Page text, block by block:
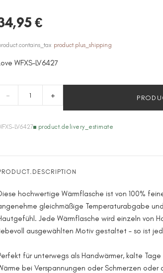
€
product.plus_shipping
WFXS-LV6427
- +
LV6427 product.delivery_estimate
hochwertige Wärmflasche ist von 100%
gleichmäßige Temperaturabgabe
Jede Wärmflasche wird einzeln von
ausgewählten Motiv gestaltet – so ist
für unterwegs als Handwärmer, kalte
bei Verspannungen oder Schmerzen